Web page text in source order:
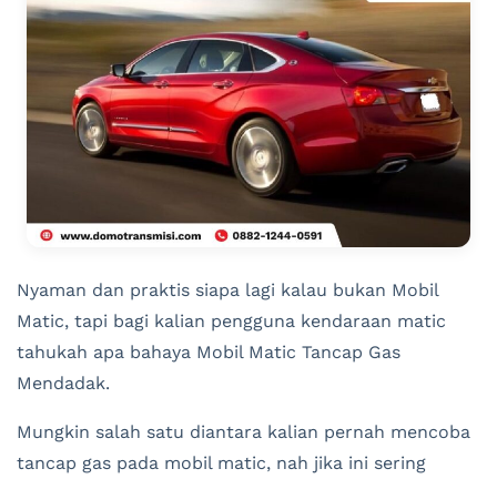
Nyaman dan praktis siapa lagi kalau bukan Mobil
Matic, tapi bagi kalian pengguna kendaraan matic
tahukah apa bahaya Mobil Matic Tancap Gas
Mendadak.
Mungkin salah satu diantara kalian pernah mencoba
tancap gas pada mobil matic, nah jika ini sering